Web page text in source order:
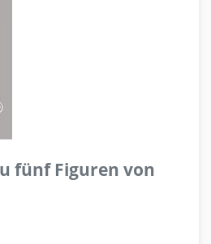
fünf Figuren von